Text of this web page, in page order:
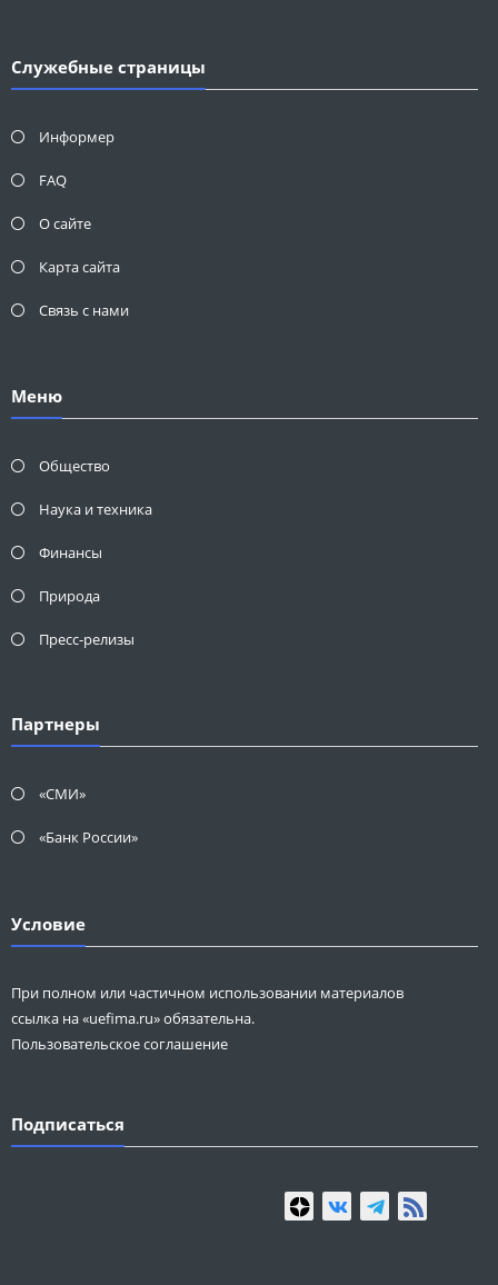
Служебные страницы
Информер
FAQ
О сайте
Карта сайта
Связь с нами
Меню
Общество
Наука и техника
Финансы
Природа
Пресс-релизы
Партнеры
«СМИ»
«Банк России»
Условие
При полном или частичном использовании материалов
ссылка на «uefima.ru» обязательна.
Пользовательское соглашение
Подписаться